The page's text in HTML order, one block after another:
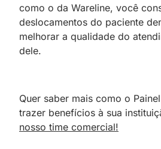
como o da Wareline, você
deslocamentos do paciente
melhorar a qualidade do
dele.
Quer saber mais como o
trazer benefícios à sua
nosso time comercial!